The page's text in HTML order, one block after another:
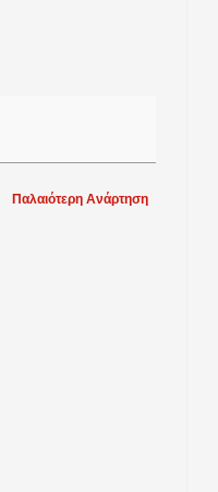
Παλαιότερη Ανάρτηση